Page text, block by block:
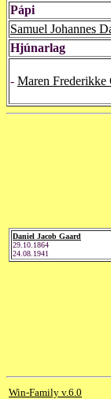
Pápi
Samuel Johannes
Hjúnarlag
- Maren Frederikke
Daniel Jacob Gaard
29.10.1864
24.08.1941
Win-Family v.6.0